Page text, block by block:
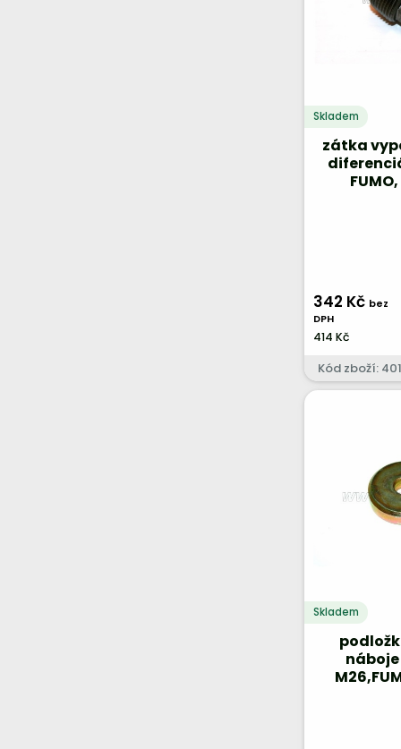
Skladem
zátka
342 Kč bez
DPH
414 Kč
Kód zboží:
Skladem